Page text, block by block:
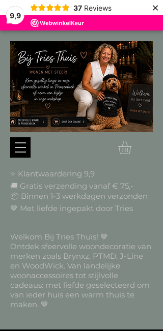
9,9
37 Reviews ×
⭐ Klantwaardering 9,9
🚚 Gratis verzending vanaf € 75,-
📦 Binnen 1-3 werkdagen verzonden
🤎 Met liefde ingepakt door Tries
Welkom Bij Tries Thuis! 🤎
Ontdek sfeervolle woondecoratie van
merken zoals Brynxz, PTMD, J-Line
en WoodWick. Van landelijke
woonaccessoires tot stijlvolle
cadeaus: met liefde geselecteerd om
van ieder huis een warm thuis te
maken. 🤎